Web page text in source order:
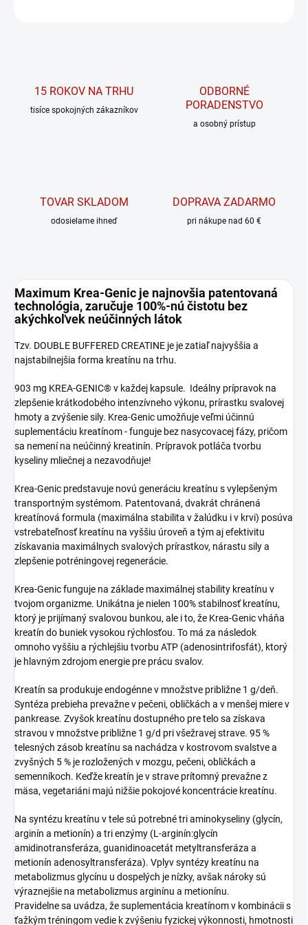
15 ROKOV NA TRHU
tisíce spokojných zákazníkov
ODBORNÉ
PORADENSTVO
a osobný prístup
TOVAR SKLADOM
odosielame ihneď
DOPRAVA ZADARMO
pri nákupe nad 60 €
Maximum Krea-Genic je najnovšia patentovaná
technológia, zaručuje 100%-nú čistotu bez
akýchkoľvek neúčinných látok
Tzv. DOUBLE BUFFERED CREATINE je je zatiaľ najvyššia a
najstabilnejšia forma kreatínu na trhu.
903 mg KREA-GENIC® v každej kapsule. Ideálny prípravok na
zlepšenie krátkodobého intenzívneho výkonu, prírastku svalovej
hmoty a zvýšenie sily. Krea-Genic umožňuje veľmi účinnú
suplementáciu kreatínom - funguje bez nasycovacej fázy, pričom
sa nemení na neúčinný kreatinín. Prípravok potláča tvorbu
kyseliny mliečnej a nezavodňuje!
Krea-Genic predstavuje novú generáciu kreatínu s vylepšeným
transportným systémom. Patentovaná, dvakrát chránená
kreatínová formula (maximálna stabilita v žalúdku i v krvi) posúva
vstrebateľnosť kreatínu na vyššiu úroveň a tým aj efektivitu
získavania maximálnych svalových prírastkov, nárastu sily a
zlepšenie potréningovej regenerácie.
Krea-Genic funguje na základe maximálnej stability kreatínu v
tvojom organizme. Unikátna je nielen 100% stabilnosť kreatínu,
ktorý je prijímaný svalovou bunkou, ale i to, že Krea-Genic vháňa
kreatín do buniek vysokou rýchlosťou. To má za následok
omnoho vyššiu a rýchlejšiu tvorbu ATP (adenosintrifosfát), ktorý
je hlavným zdrojom energie pre prácu svalov.
Kreatín sa produkuje endogénne v množstve približne 1 g/deň.
Syntéza prebieha prevažne v pečeni, obličkách a v menšej miere v
pankrease. Zvyšok kreatínu dostupného pre telo sa získava
stravou v množstve približne 1 g/d pri všežravej strave. 95 %
telesných zásob kreatínu sa nachádza v kostrovom svalstve a
zvyšných 5 % je rozložených v mozgu, pečeni, obličkách a
semenníkoch. Keďže kreatín je v strave prítomný prevažne z
mäsa, vegetariáni majú nižšie pokojové koncentrácie kreatínu.
Na syntézu kreatínu v tele sú potrebné tri aminokyseliny (glycín,
arginín a metionín) a tri enzýmy (L-arginín:glycín
amidinotransferáza, guanidinoacetát metyltransferáza a
metionín adenosyltransferáza). Vplyv syntézy kreatínu na
metabolizmus glycínu u dospelých je nízky, avšak nároky sú
výraznejšie na metabolizmus arginínu a metionínu.
Pravidelne sa uvádza, že suplementácia kreatínom v kombinácii s
ťažkým tréningom vedie k zvýšeniu fyzickej výkonnosti, hmotnosti